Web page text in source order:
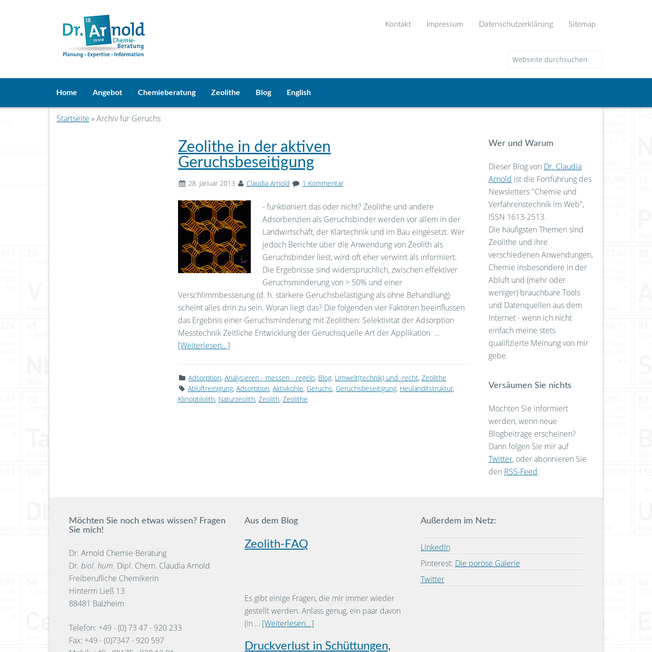
Kontakt Impressum Datenschutzerklärung Sitemap
Home Angebot Chemieberatung Zeolithe Blog English
Startseite » Archiv für Geruchs
Zeolithe in der aktiven
Geruchsbeseitigung
28. Januar 2013 Claudia Arnold 1 Kommentar
- funktioniert das oder nicht? Zeolithe und andere
Adsorbenzien als Geruchsbinder werden vor allem in der
Landwirtschaft, der Klärtechnik und im Bau eingesetzt. Wer
jedoch Berichte über die Anwendung von Zeolith als
Geruchsbinder liest, wird oft eher verwirrt als informiert.
Die Ergebnisse sind widersprüchlich, zwischen effektiver
Geruchsminderung von > 50% und einer
Verschlimmbesserung (d. h. stärkere Geruchsbelästigung als ohne Behandlung)
scheint alles drin zu sein. Woran liegt das? Die folgenden vier Faktoren beeinflussen
das Ergebnis einer Geruchsminderung mit Zeolithen: Selektivität der Adsorption
Messtechnik Zeitliche Entwicklung der Geruchsquelle Art der Applikation …
[Weiterlesen...]
Adsorption, Analysieren - messen - regeln, Blog, Umwelt(technik) und -recht, Zeolithe
Abluftreinigung, Adsorption, Aktivkohle, Geruchs, Geruchsbeseitigung, Heulanditstruktur,
Klinoptilolith, Naturzeolith, Zeolith, Zeolithe
Wer und Warum
Dieser Blog von Dr. Claudia
Arnold ist die Fortführung des
Newsletters "Chemie und
Verfahrenstechnik im Web",
ISSN 1613-2513.
Die häufigsten Themen sind
Zeolithe und ihre
verschiedenen Anwendungen,
Chemie insbesondere in der
Abluft und (mehr oder
weniger) brauchbare Tools
und Datenquellen aus dem
Internet - wenn ich nicht
einfach meine stets
qualifizierte Meinung von mir
gebe.
Versäumen Sie nichts
Möchten Sie informiert
werden, wenn neue
Blogbeiträge erscheinen?
Dann folgen Sie mir auf
Twitter, oder abonnieren Sie
den RSS-Feed.
Möchten Sie noch etwas wissen? Fragen
Sie mich!
Dr. Arnold Chemie-Beratung
Dr. biol. hum. Dipl. Chem. Claudia Arnold
Freiberufliche Chemikerin
Hinterm Ließ 13
88481 Balzheim
Telefon: +49 - (0) 73 47 - 920 233
Fax: +49 - (0)7347 - 920 597
Aus dem Blog
Zeolith-FAQ
Es gibt einige Fragen, die mir immer wieder
gestellt werden. Anlass genug, ein paar davon
(in … [Weiterlesen...]
Druckverlust in Schüttungen,
Außerdem im Netz:
LinkedIn
Pinterest: Die poröse Galerie
Twitter